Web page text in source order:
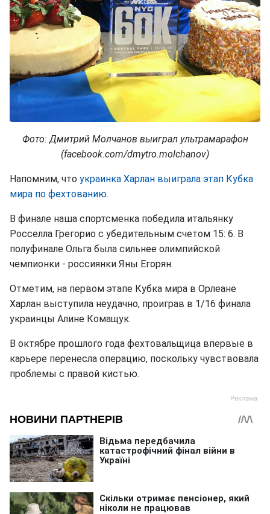
Фото: Дмитрий Молчанов выиграл ультрамарафон
(facebook.com/dmytro.molchanov)
Напомним, что украинка Харлан выиграла этап Кубка
мира по фехтованию.
В финале наша спортсменка победила итальянку
Росселла Грегорио с убедительным счетом 15: 6. В
полуфинале Ольга была сильнее олимпийской
чемпионки - россиянки Яны Егорян.
Отметим, на первом этапе Кубка мира в Орлеане
Харлан выступила неудачно, проиграв в 1/16 финала
украинцы Алине Комащук.
В октябре прошлого года фехтовальщица впервые в
карьере перенесла операцию, поскольку чувствовала
проблемы с правой кистью.